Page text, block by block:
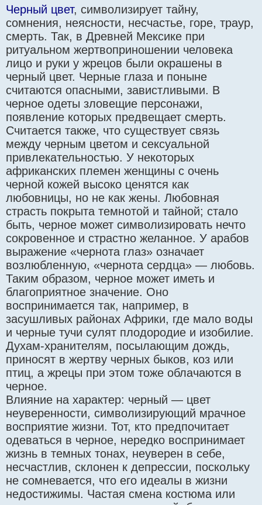
Черный цвет, символизирует тайну,
сомнения, неясности, несчастье, горе, траур,
смерть. Так, в Древней Мексике при
ритуальном жертвоприношении человека
лицо и руки у жрецов были окрашены в
черный цвет. Черные глаза и поныне
считаются опасными, завистливыми. В
черное одеты зловещие персонажи,
появление которых предвещает смерть.
Считается также, что существует связь
между черным цветом и сексуальной
привлекательностью. У некоторых
африканских племен женщины с очень
черной кожей высоко ценятся как
любовницы, но не как жены. Любовная
страсть покрыта темнотой и тайной; стало
быть, черное может символизировать нечто
сокровенное и страстно желанное. У арабов
выражение «чернота глаз» означает
возлюбленную, «чернота сердца» — любовь.
Таким образом, черное может иметь и
благоприятное значение. Оно
воспринимается так, например, в
засушливых районах Африки, где мало воды
и черные тучи сулят плодородие и изобилие.
Духам-хранителям, посылающим дождь,
приносят в жертву черных быков, коз или
птиц, а жрецы при этом тоже облачаются в
черное.
Влияние на характер: черный — цвет
неуверенности, символизирующий мрачное
восприятие жизни. Тот, кто предпочитает
одеваться в черное, нередко воспринимает
жизнь в темных тонах, неуверен в себе,
несчастлив, склонен к депрессии, поскольку
не сомневается, что его идеалы в жизни
недостижимы. Частая смена костюма или